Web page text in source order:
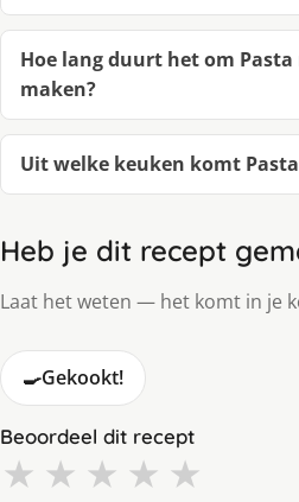
Hoe lang duurt het om
maken?
Uit welke keuken komt
Heb je dit recept
Laat het weten — het komt in je
🍳Gekookt!
Beoordeel dit recept
★ ★ ★ ★ ★